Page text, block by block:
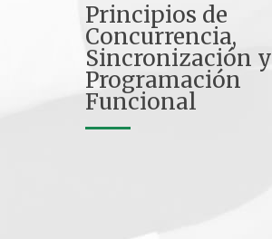
Principios de
Concurrencia,
Sincronización y
Programación
Funcional